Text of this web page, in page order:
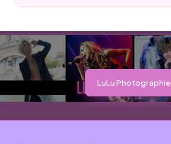
by
LuLu Photographie